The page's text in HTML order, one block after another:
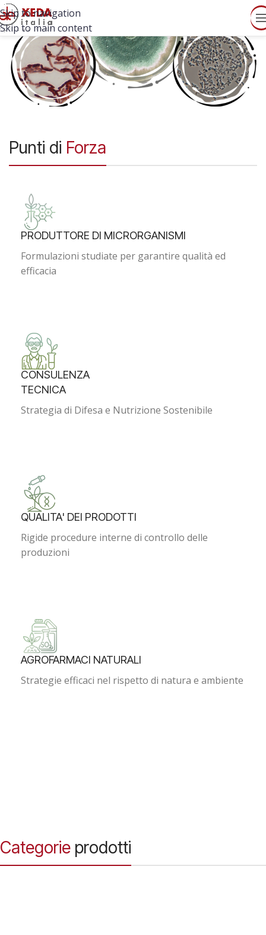
Skip to navigation
Skip to main content
Punti di Forza
PRODUTTORE DI MICRORGANISMI
Formulazioni studiate per garantire qualità ed
efficacia
CONSULENZA
TECNICA
Strategia di Difesa e Nutrizione Sostenibile
QUALITA' DEI PRODOTTI
Rigide procedure interne di controllo delle
produzioni
AGROFARMACI NATURALI
Strategie efficaci nel rispetto di natura e ambiente
Categorie prodotti